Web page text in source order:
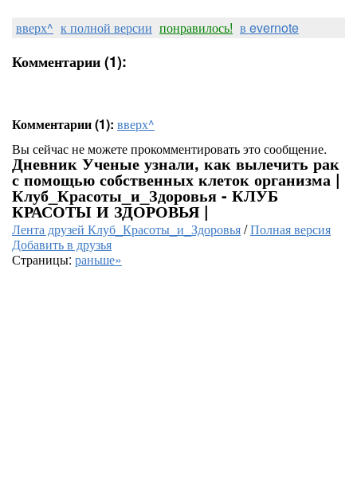
вверх^ к полной версии понравилось! в evernote
Комментарии (1):
Комментарии (1): вверх^
Вы сейчас не можете прокомментировать это сообщение.
Дневник Ученые узнали, как вылечить рак
с помощью собственных клеток организма |
Клуб_Красоты_и_Здоровья - КЛУБ
КРАСОТЫ И ЗДОРОВЬЯ |
Лента друзей Клуб_Красоты_и_Здоровья/Полная версия
Добавить в друзья
Страницы: раньше»